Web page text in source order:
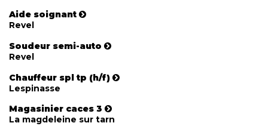
Aide soignant
Revel
Soudeur semi-auto
Revel
Chauffeur spl tp (h/f)
Lespinasse
Magasinier caces 3
La magdeleine sur tarn